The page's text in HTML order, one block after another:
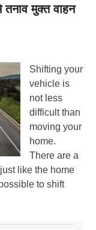
मुक्त वाहन
Shifting your
vehicle is
not less
difficult than
moving your
home.
There are a
like the home
to shift